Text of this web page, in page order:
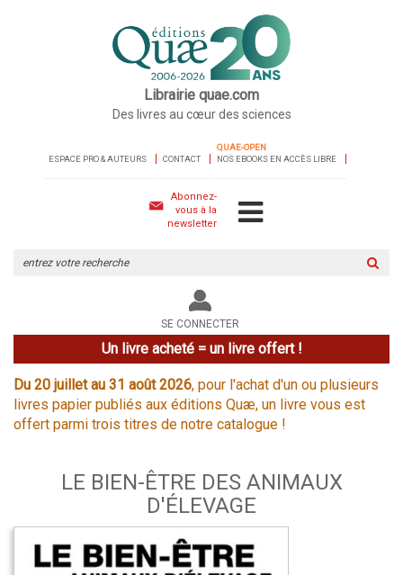
Librairie quae.com
Des livres au cœur des sciences
ESPACE PRO & AUTEURS CONTACT
QUAE-OPEN
NOS EBOOKS EN ACCÈS LIBRE
Abonnez-
vous à la
newsletter
le
site
SE CONNECTER
Un livre acheté = un livre offert !
Du 20 juillet au 31 août 2026, pour l'achat d'un ou plusieurs
livres papier publiés aux éditions Quæ, un livre vous est
offert parmi trois titres de notre catalogue !
LE BIEN-ÊTRE DES ANIMAUX
D'ÉLEVAGE